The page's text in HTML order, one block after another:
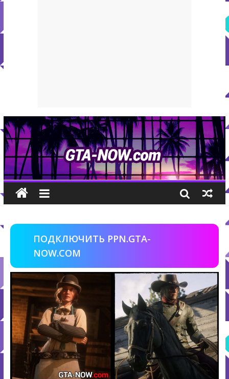
ПОДКЛЮЧИТЬ PPN.GTA-
NOW.COM